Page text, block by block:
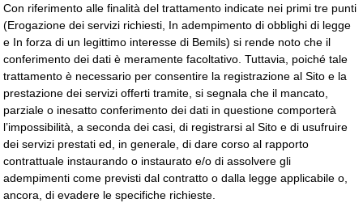
Con riferimento alle finalità del trattamento indicate nei primi tre punti
(Erogazione dei servizi richiesti, In adempimento di obblighi di legge
e In forza di un legittimo interesse di Bemils) si rende noto che il
conferimento dei dati è meramente facoltativo. Tuttavia, poiché tale
trattamento è necessario per consentire la registrazione al Sito e la
prestazione dei servizi offerti tramite, si segnala che il mancato,
parziale o inesatto conferimento dei dati in questione comporterà
l’impossibilità, a seconda dei casi, di registrarsi al Sito e di usufruire
dei servizi prestati ed, in generale, di dare corso al rapporto
contrattuale instaurando o instaurato e/o di assolvere gli
adempimenti come previsti dal contratto o dalla legge applicabile o,
ancora, di evadere le specifiche richieste.